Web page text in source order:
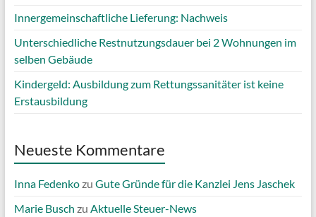
Innergemeinschaftliche Lieferung: Nachweis
Unterschiedliche Restnutzungsdauer bei 2 Wohnungen im
selben Gebäude
Kindergeld: Ausbildung zum Rettungssanitäter ist keine
Erstausbildung
Neueste Kommentare
Inna Fedenkozu Gute Gründe für die Kanzlei Jens Jaschek
Marie Busch zu Aktuelle Steuer-News